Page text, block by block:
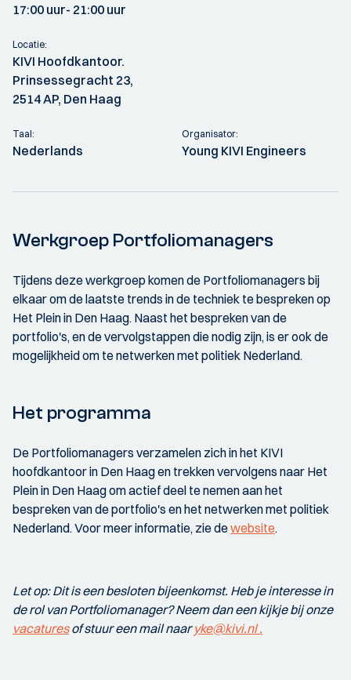
17:00 uur- 21:00 uur
Locatie:
KIVI Hoofdkantoor.
Prinsessegracht 23,
2514 AP, Den Haag
Taal:
Nederlands
Organisator:
Young KIVI Engineers
Werkgroep Portfoliomanagers
Tijdens deze werkgroep komen de Portfoliomanagers bij
elkaar om de laatste trends in de techniek te bespreken op
Het Plein in Den Haag. Naast het bespreken van de
portfolio's, en de vervolgstappen die nodig zijn, is er ook de
mogelijkheid om te netwerken met politiek Nederland.
Het programma
De Portfoliomanagers verzamelen zich in het KIVI
hoofdkantoor in Den Haag en trekken vervolgens naar Het
Plein in Den Haag om actief deel te nemen aan het
bespreken van de portfolio's en het netwerken met politiek
Nederland. Voor meer informatie, zie dewebsite.
Let op: Dit is een besloten bijeenkomst. Heb je interesse in
de rol van Portfoliomanager? Neem dan een kijkje bij onze
vacaturesof stuur een mail naaryke@kivi.nl .